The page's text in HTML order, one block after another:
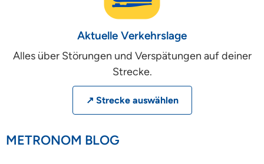
Aktuelle Verkehrslage
Alles über Störungen und Verspätungen auf deiner
Strecke.
↗ Strecke auswählen
METRONOM BLOG